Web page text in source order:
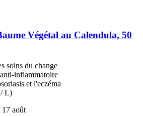
Végétal au Calendula, 50
soins du change
inflammatoire
et l'eczéma
L)
août